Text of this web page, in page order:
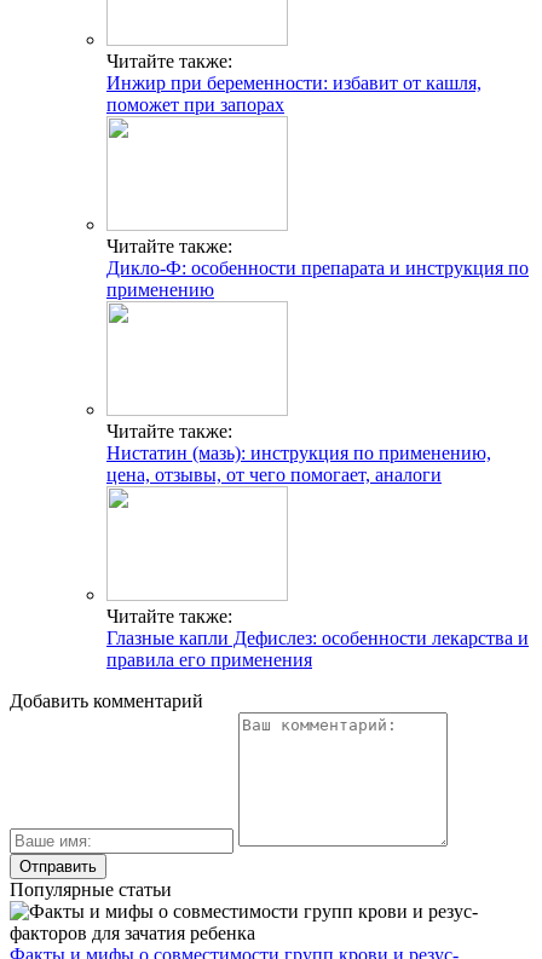
Читайте также:
Инжир при беременности: избавит от кашля,
поможет при запорах
Читайте также:
Дикло-Ф: особенности препарата и инструкция по
применению
Читайте также:
Нистатин (мазь): инструкция по применению,
цена, отзывы, от чего помогает, аналоги
Читайте также:
Глазные капли Дефислез: особенности лекарства и
правила его применения
Добавить комментарий
Популярные статьи